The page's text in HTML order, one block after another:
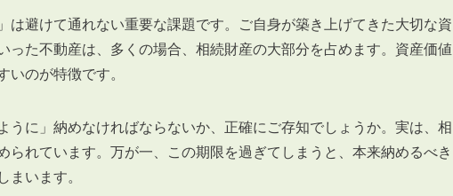
は避けて通れない重要な課題です。ご自身が築き上げてきた大切な資
った不動産は、多くの場合、相続財産の大部分を占めます。資産価値
いのが特徴です。
うに」納めなければならないか、正確にご存知でしょうか。実は、相
られています。万が一、この期限を過ぎてしまうと、本来納めるべき
まいます。